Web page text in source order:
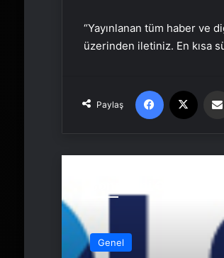
“Yayınlanan tüm haber ve
üzerinden iletiniz. En kısa
Paylaş
Facebook
Genel